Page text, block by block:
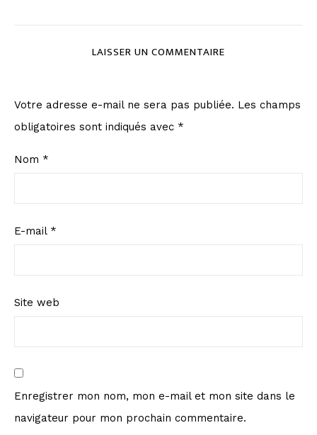
LAISSER UN COMMENTAIRE
Votre adresse e-mail ne sera pas publiée. Les champs
obligatoires sont indiqués avec *
Nom *
E-mail *
Site web
Enregistrer mon nom, mon e-mail et mon site dans le
navigateur pour mon prochain commentaire.